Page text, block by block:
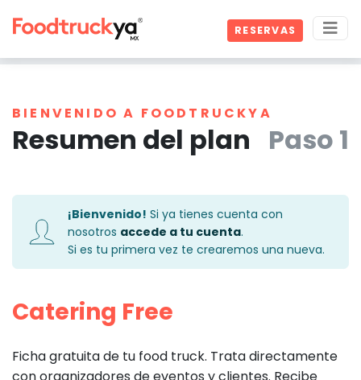
RESERVAS
BIENVENIDO A FOODTRUCKYA
Resumen del plan Paso 1
¡Bienvenido! Si ya tienes cuenta con
nosotros accede a tu cuenta.
Si es tu primera vez te crearemos una nueva.
Catering Free
Ficha gratuita de tu food truck. Trata directamente